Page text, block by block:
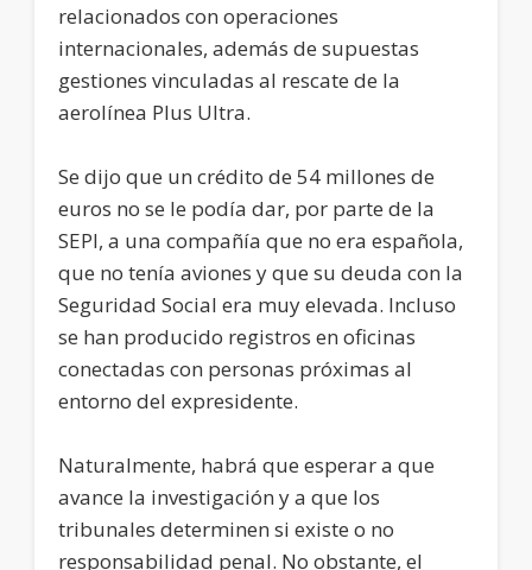
relacionados con operaciones
internacionales, además de supuestas
gestiones vinculadas al rescate de la
aerolínea Plus Ultra.
Se dijo que un crédito de 54 millones de
euros no se le podía dar, por parte de la
SEPI, a una compañía que no era española,
que no tenía aviones y que su deuda con la
Seguridad Social era muy elevada. Incluso
se han producido registros en oficinas
conectadas con personas próximas al
entorno del expresidente.
Naturalmente, habrá que esperar a que
avance la investigación y a que los
tribunales determinen si existe o no
responsabilidad penal. No obstante, el